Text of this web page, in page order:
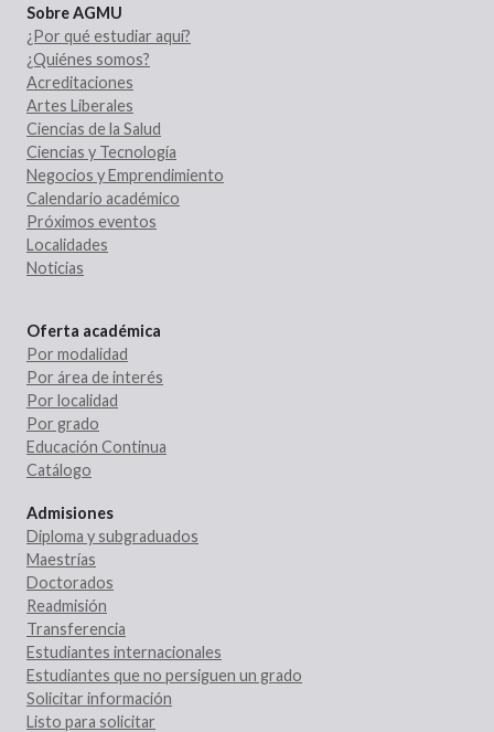
Sobre AGMU
¿Por qué estudiar aquí?
¿Quiénes somos?
Acreditaciones
Artes Liberales
Ciencias de la Salud
Ciencias y Tecnología
Negocios y Emprendimiento
Calendario académico
Próximos eventos
Localidades
Noticias
Oferta académica
Por modalidad
Por área de interés
Por localidad
Por grado
Educación Continua
Catálogo
Admisiones
Diploma y subgraduados
Maestrías
Doctorados
Readmisión
Transferencia
Estudiantes internacionales
Estudiantes que no persiguen un grado
Solicitar información
Listo para solicitar